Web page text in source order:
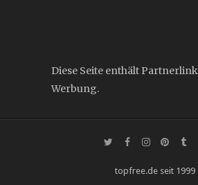
Diese Seite enthält
Werbung.
topfree.de seit 1999